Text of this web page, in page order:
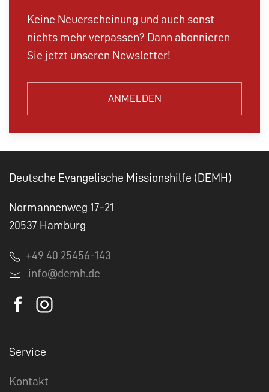
Keine Neuerscheinung und auch sonst
nichts mehr verpassen? Dann abonnieren
Sie jetzt unseren Newsletter!
ANMELDEN
Deutsche Evangelische Missionshilfe (DEMH)
Normannenweg 17-21
20537 Hamburg
+49 40 25456-143
info@demh.de
Service
Kontakt